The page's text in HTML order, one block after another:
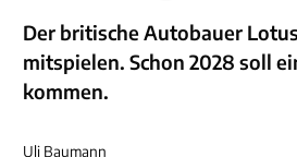
Der britische Autobauer
mitspielen. Schon 2028 soll
kommen.
Uli Baumann